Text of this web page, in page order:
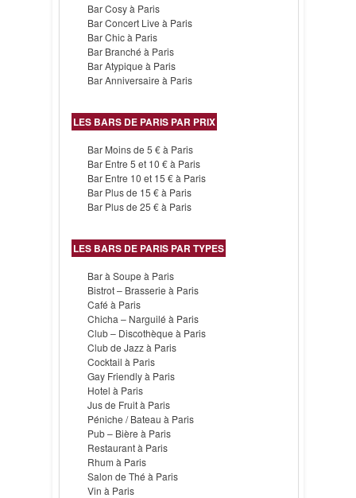
Bar Cosy à Paris
Bar Concert Live à Paris
Bar Chic à Paris
Bar Branché à Paris
Bar Atypique à Paris
Bar Anniversaire à Paris
LES BARS DE PARIS PAR PRIX
Bar Moins de 5 € à Paris
Bar Entre 5 et 10 € à Paris
Bar Entre 10 et 15 € à Paris
Bar Plus de 15 € à Paris
Bar Plus de 25 € à Paris
LES BARS DE PARIS PAR TYPES
Bar à Soupe à Paris
Bistrot – Brasserie à Paris
Café à Paris
Chicha – Narguilé à Paris
Club – Discothèque à Paris
Club de Jazz à Paris
Cocktail à Paris
Gay Friendly à Paris
Hotel à Paris
Jus de Fruit à Paris
Péniche / Bateau à Paris
Pub – Bière à Paris
Restaurant à Paris
Rhum à Paris
Salon de Thé à Paris
Vin à Paris